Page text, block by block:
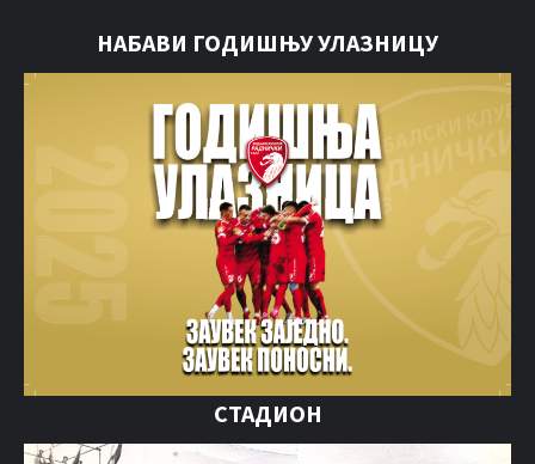
НАБАВИ ГОДИШЊУ УЛАЗНИЦУ
СТАДИОН